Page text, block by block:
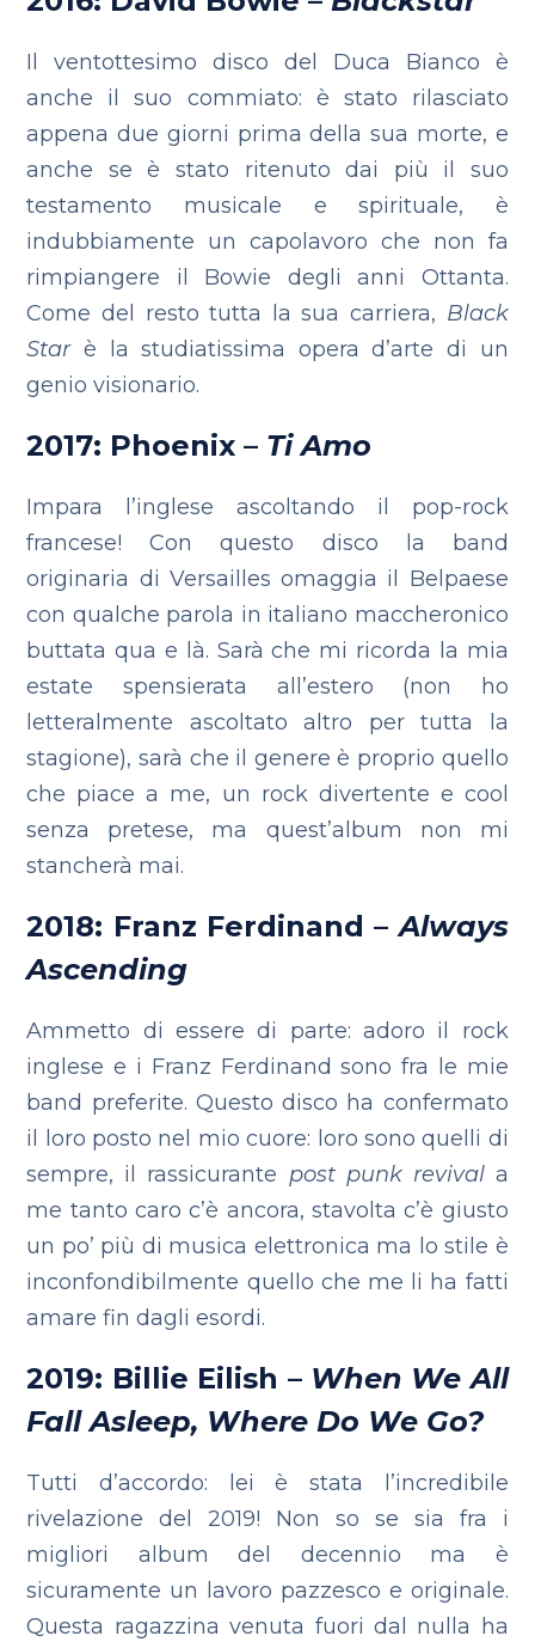
Il ventottesimo disco del Duca Bianco è
anche il suo commiato: è stato rilasciato
appena due giorni prima della sua morte, e
anche se è stato ritenuto dai più il suo
testamento musicale e spirituale, è
indubbiamente un capolavoro che non fa
rimpiangere il Bowie degli anni Ottanta.
Come del resto tutta la sua carriera, Black
Starè la studiatissima opera d’arte di un
genio visionario.
2017: Phoenix – Ti Amo
Impara l’inglese ascoltando il pop-rock
francese! Con questo disco la band
originaria di Versailles omaggia il Belpaese
con qualche parola in italiano maccheronico
buttata qua e là. Sarà che mi ricorda la mia
estate spensierata all’estero (non ho
letteralmente ascoltato altro per tutta la
stagione), sarà che il genere è proprio quello
che piace a me, un rock divertente e cool
senza pretese, ma quest’album non mi
stancherà mai.
2018: Franz Ferdinand –Always
Ascending
Ammetto di essere di parte: adoro il rock
inglese e i Franz Ferdinand sono fra le mie
band preferite. Questo disco ha confermato
il loro posto nel mio cuore: loro sono quelli di
sempre, il rassicurante post punk revivala
me tanto caro c’è ancora, stavolta c’è giusto
un po’ più di musica elettronica ma lo stile è
inconfondibilmente quello che me li ha fatti
amare fin dagli esordi.
2019: Billie Eilish – When We All
Fall Asleep, Where Do We Go?
Tutti d’accordo: lei è stata l’incredibile
rivelazione del 2019! Non so se sia fra i
migliori album del decennio ma è
sicuramente un lavoro pazzesco e originale.
Questa ragazzina venuta fuori dal nulla ha